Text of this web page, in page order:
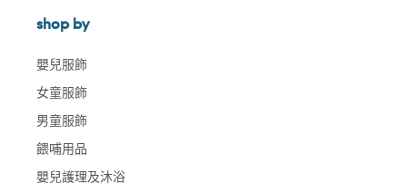
shop by
嬰兒服飾
女童服飾
男童服飾
餵哺用品
嬰兒護理及沐浴